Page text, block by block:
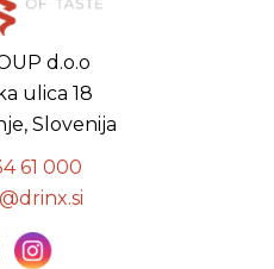
d.o.o
ulica 18
Slovenija
61 000